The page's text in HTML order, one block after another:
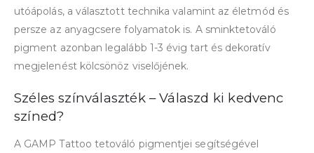
utóápolás, a választott technika valamint az életmód és
persze az anyagcsere folyamatok is. A sminktetováló
pigment azonban legalább 1-3 évig tart és dekoratív
megjelenést kölcsönöz viselőjének.
Széles színválaszték – Válaszd ki kedvenc
színed?
A GAMP Tattoo tetováló pigmentjei segítségével